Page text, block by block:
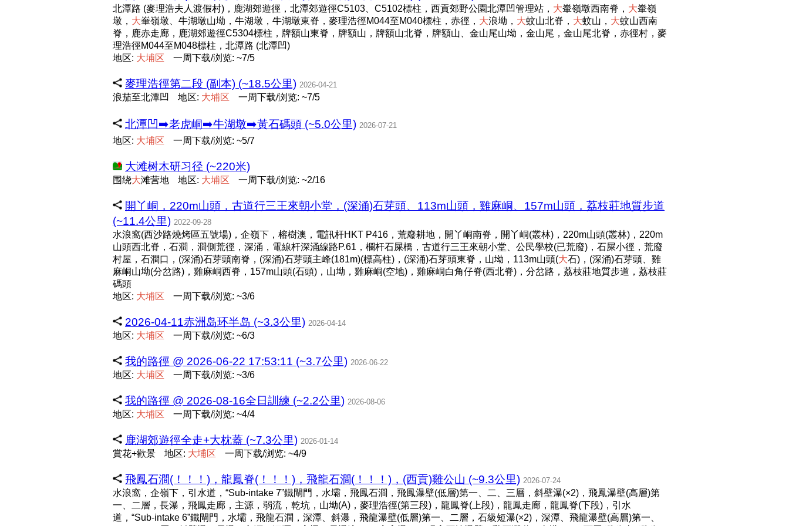
北潭路 (麥理浩夫人渡假村)，鹿湖郊遊徑，北潭郊遊徑C5103、C5102標柱，西貢郊野公園北潭凹管理站， 大輋嶺墩西南脊， 大輋嶺
墩， 大輋嶺墩、牛湖墩山坳，牛湖墩，牛湖墩東脊，麥理浩徑M044至M040標柱，赤徑， 大浪坳， 大蚊山北脊， 大蚊山， 大蚊山西南
脊，鹿赤走廊，鹿湖郊遊徑C5304標柱，牌額山東脊，牌額山，牌額山北脊，牌額山、金山尾山坳，金山尾，金山尾北脊，赤徑村，麥
理浩徑M044至M048標柱，北潭路 (北潭凹)
地区: 大埔区 一周下载/浏览: ~7/5
麥理浩徑第二段 (副本) (~18.5公里) 2026-04-21
浪茄至北潭凹 地区: 大埔区 一周下载/浏览: ~7/5
北潭凹➡️老虎峒➡️牛湖墩➡️黃石碼頭 (~5.0公里) 2026-07-21
地区: 大埔区 一周下载/浏览: ~5/7
大滩树木研习径 (~220米)
围绕大滩营地 地区: 大埔区 一周下载/浏览: ~2/16
開丫峒，220m山頭，古道行三王來朝小堂，(深涌)石芽頭、113m山頭，雞麻峒、157m山頭，荔枝莊地質步道
(~11.4公里) 2022-09-28
水浪窩(西沙路燒烤區五號場)，企嶺下，榕樹澳，電訊杆HKT P416，荒廢耕地，開丫峒南脊，開丫峒(叢林)，220m山頭(叢林)，220m
山頭西北脊，石澗，澗側荒徑，深涌，電線杆深涌線路P.61，欄杆石屎橋，古道行三王來朝小堂、公民學校(已荒廢)，石屎小徑，荒廢
村屋，石澗口，(深涌)石芽頭南脊，(深涌)石芽頭主峰(181m)(標高柱)，(深涌)石芽頭東脊，山坳，113m山頭(大石)，(深涌)石芽頭、雞
麻峒山坳(分岔路)，雞麻峒西脊，157m山頭(石頭)，山坳，雞麻峒(空地)，雞麻峒白角仔脊(西北脊)，分岔路，荔枝莊地質步道，荔枝莊
碼頭
地区: 大埔区 一周下载/浏览: ~3/6
2026-04-11赤洲岛环半岛 (~3.3公里) 2026-04-14
地区: 大埔区 一周下载/浏览: ~6/3
我的路徑 @ 2026-06-22 17:53:11 (~3.7公里) 2026-06-22
地区: 大埔区 一周下载/浏览: ~3/6
我的路徑 @ 2026-08-16全日訓練 (~2.2公里) 2026-08-06
地区: 大埔区 一周下载/浏览: ~4/4
鹿湖郊遊徑全走+大枕蓋 (~7.3公里) 2026-01-14
賞花+歡景 地区: 大埔区 一周下载/浏览: ~4/9
飛鳳石澗(！！！)，龍鳳脊(！！！)，飛龍石澗(！！！)，(西貢)雞公山 (~9.3公里) 2026-07-24
水浪窩，企嶺下，引水道，“Sub-intake 7”鐵閘門，水壩，飛鳳石澗，飛鳳瀑壁(低層)第一、二、三層，斜壁瀑(×2)，飛鳳瀑壁(高層)第
一、二層，長瀑，飛鳳走廊，主源，弱流，乾坑，山坳(A)，麥理浩徑(第三段)，龍鳳脊(上段)，龍鳳走廊，龍鳳脊(下段)，引水
道，“Sub-intake 6”鐵閘門，水壩，飛龍石澗，深潭、斜瀑，飛龍瀑壁(低層)第一、二層，石級短瀑(×2)，深潭、飛龍瀑壁(高層)第一、